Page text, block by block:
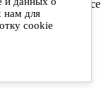
изделий. Все
и сопровождение
нам для
cookie